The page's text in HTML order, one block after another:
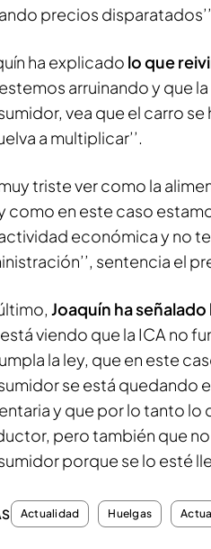
precios
ha explicado lo que
arruinando y que
vea que el carro
a multiplicar’’.
muy triste ver como la
como en este caso
económica y no
sentencia el
Joaquín ha
está viendo que la ICA no
la ley, que en este
se está quedando
y que por lo tanto lo
pero también que
porque se lo esté
Actualidad Huelgas